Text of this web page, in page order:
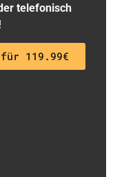
telefonisch
119.99€